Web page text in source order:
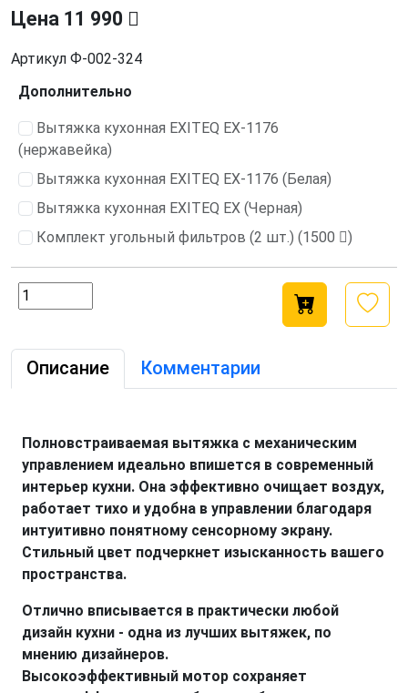
Цена 11 990
Артикул Ф-002-324
Дополнительно
Вытяжка кухонная EXITEQ EX-1176
(нержавейка)
Вытяжка кухонная EXITEQ EX-1176 (Белая)
Вытяжка кухонная EXITEQ EX (Черная)
Комплект угольный фильтров (2 шт.) (1500
)
Описание Комментарии
Полновстраиваемая вытяжка с механическим
управлением идеально впишется в современный
интерьер кухни. Она эффективно очищает воздух,
работает тихо и удобна в управлении благодаря
интуитивно понятному сенсорному экрану.
Стильный цвет подчеркнет изысканность вашего
пространства.
Отлично вписывается в практически любой
дизайн кухни - одна из лучших вытяжек, по
мнению дизайнеров.
Высокоэффективный мотор сохраняет